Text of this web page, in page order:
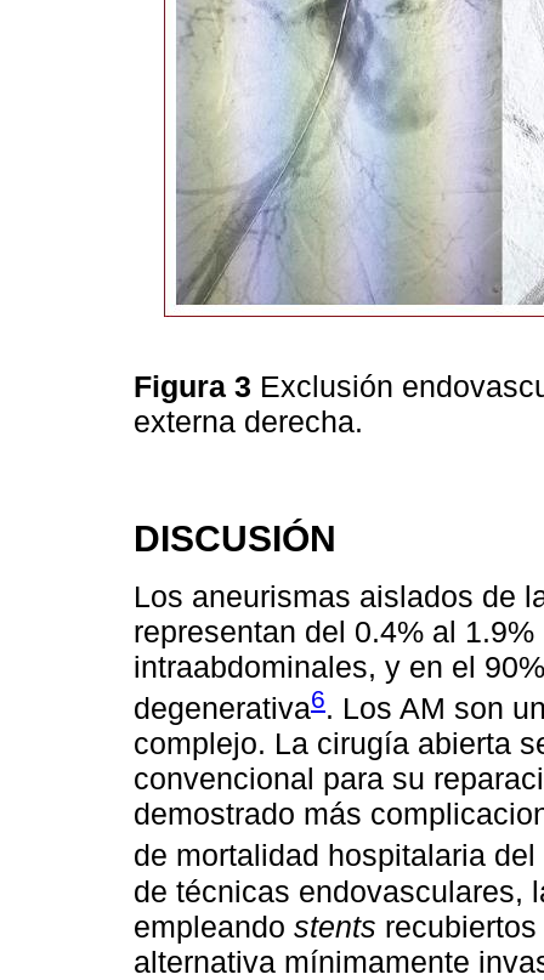
Figura 3 Exclusión
externa derecha.
DISCUSIÓN
Los aneurismas aislados de
representan del 0.4% al
intraabdominales, y en el
degenerativa6. Los AM son
complejo. La cirugía abierta
convencional para su
demostrado más
de mortalidad hospitalaria
de técnicas endovasculares,
empleando stents
alternativa mínimamente